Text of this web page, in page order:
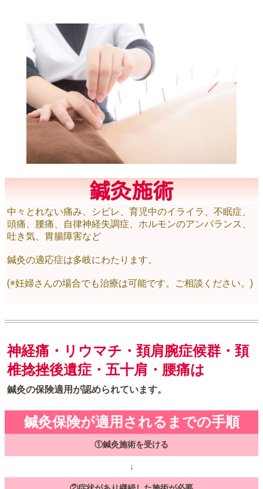
鍼灸施術
中々とれない痛み、シビレ、育児中のイライラ、不眠症、
頭痛、腰痛、自律神経失調症、ホルモンのアンバランス、
吐き気、胃腸障害など
鍼灸の適応症は多岐にわたります。
(※妊婦さんの場合でも治療は可能です。ご相談ください。)
神経痛・リウマチ・頚肩腕症候群・頚
椎捻挫後遺症・五十肩・腰痛は
鍼灸の保険適用が認められています。
鍼灸保険が適用されるまでの手順
①鍼灸施術を受ける
↓